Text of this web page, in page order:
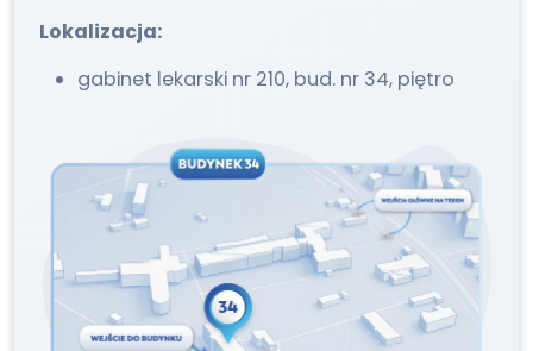
Lokalizacja:
gabinet lekarski nr 210, bud. nr 34, piętro